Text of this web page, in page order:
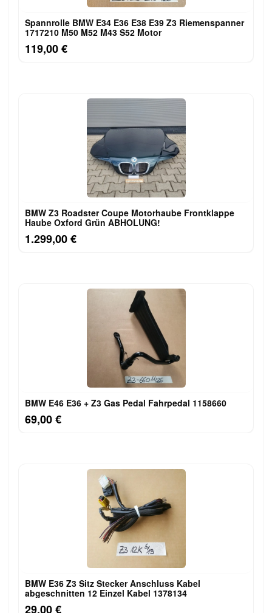
Spannrolle BMW E34 E36 E38 E39 Z3 Riemenspanner
1717210 M50 M52 M43 S52 Motor
119,00 €
BMW Z3 Roadster Coupe Motorhaube Frontklappe
Haube Oxford Grün ABHOLUNG!
1.299,00 €
BMW E46 E36 + Z3 Gas Pedal Fahrpedal 1158660
69,00 €
BMW E36 Z3 Sitz Stecker Anschluss Kabel
abgeschnitten 12 Einzel Kabel 1378134
29,00 €